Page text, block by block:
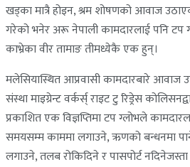
खड्का मात्रै होइन, श्रम शोषणको आवाज
गरेको भनेर अरू नेपाली कामदारलाई पनि टप
काभ्रेका वीर तामाङ तीमध्येकै एक हुन्।
मलेसियास्थित आप्रवासी कामदारबारे
संस्था माइग्रेन्ट वर्कर्स् राइट टु रिड्रेस
प्रकाशित एक विज्ञप्तिमा टप ग्लोभले
समयसम्म काममा लगाउने, ऋणको बन्धनमा
लगाउने, तलब रोकिदिने र पासपोर्ट